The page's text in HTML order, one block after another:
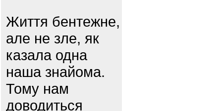
Життя бентежне,
але не зле, як
казала одна
наша знайома.
Тому нам
доводиться